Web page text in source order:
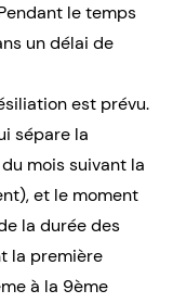
le temps
un délai de
est prévu.
sépare la
mois suivant la
et le moment
la durée des
la première
à la 9ème